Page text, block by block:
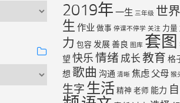
2019年 一生 三年级 世界
生 作业 做事 停课不停学 关注 力量
力 包容 发展善良 图库 套图
望 快乐情绪 成长 教育 格
想 歌曲 沟通 清晰 焦虑 父母 猴
生字 生活 精神 老师 能力